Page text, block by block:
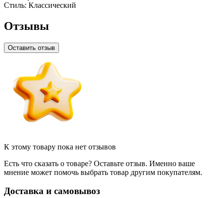
Стиль: Классический
Отзывы
Оставить отзыв
К этому товару пока нет отзывов
Есть что сказать о товаре? Оставьте отзыв. Именно ваше
мнение может помочь выбрать товар другим покупателям.
Доставка и самовывоз